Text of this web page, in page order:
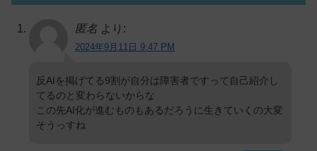
匿名 より:
2024年9月11日 9:47 PM
反AIを掲げてる9割が自分は障害者ですって自己紹介し
てるのと変わらないからな
この先AI化が進むものもあるだろうに生きていくの大変
そうっすね